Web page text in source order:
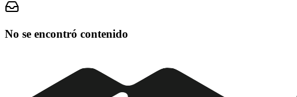
No se encontró contenido